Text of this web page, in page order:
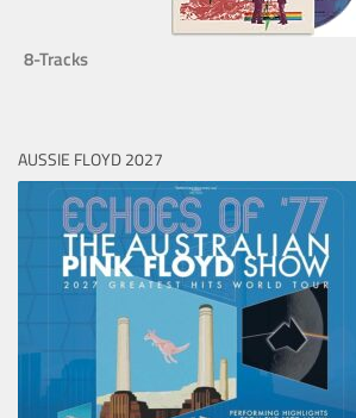
8-Tracks
AUSSIE FLOYD 2027